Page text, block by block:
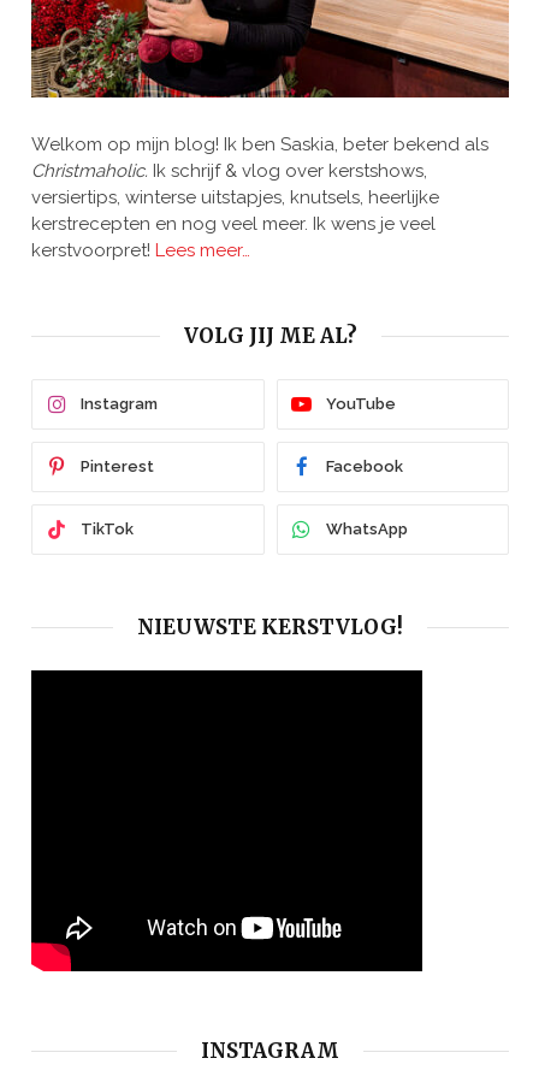
Welkom op mijn blog! Ik ben Saskia, beter bekend als
Christmaholic. Ik schrijf & vlog over kerstshows,
versiertips, winterse uitstapjes, knutsels, heerlijke
kerstrecepten en nog veel meer. Ik wens je veel
kerstvoorpret! Lees meer…
VOLG JIJ ME AL?
Instagram YouTube
Pinterest Facebook
TikTok WhatsApp
NIEUWSTE KERSTVLOG!
INSTAGRAM